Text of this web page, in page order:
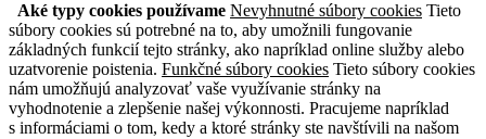
Aké typy cookies používame Nevyhnutné súbory cookies Tieto
súbory cookies sú potrebné na to, aby umožnili fungovanie
základných funkcií tejto stránky, ako napríklad online služby alebo
uzatvorenie poistenia. Funkčné súbory cookies Tieto súbory cookies
nám umožňujú analyzovať vaše využívanie stránky na
vyhodnotenie a zlepšenie našej výkonnosti. Pracujeme napríklad
s informáciami o tom, kedy a ktoré stránky ste navštívili na našom